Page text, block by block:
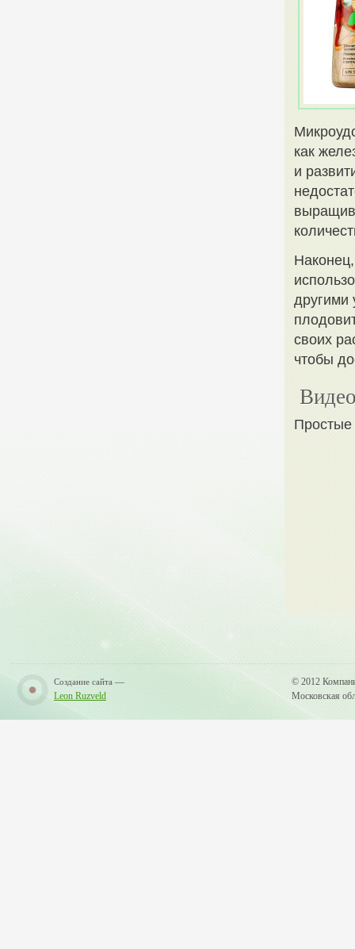
как
и
другими
своих
чтобы
Простые
Создание сайта —
Leon Ruzveld
© 2012
Московская